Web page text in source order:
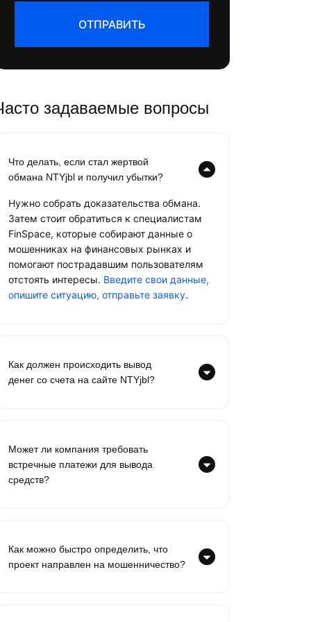
ОТПРАВИТЬ
задаваемые вопросы
Что делать, если стал жертвой
обмана NTYjbl и получил убытки?
Нужно собрать доказательства обмана.
Затем стоит обратиться к специалистам
FinSpace, которые собирают данные о
мошенниках на финансовых рынках и
помогают пострадавшим пользователям
отстоять интересы. Введите свои данные,
опишите ситуацию, отправьте заявку.
Как должен происходить вывод
денег со счета на сайте NTYjbl?
Может ли компания требовать
встречные платежи для вывода
средств?
Как можно быстро определить, что
проект направлен на мошенничество?